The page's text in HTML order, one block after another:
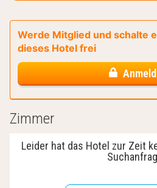
Werde Mitglied und schalte
dieses Hotel frei
Zimmer
Leider hat das Hotel zur Zeit